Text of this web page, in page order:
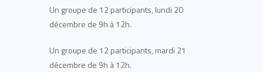
Un groupe de 12 participants, lundi 20
décembre de 9h à 12h.
Un groupe de 12 participants, mardi 21
décembre de 9h à 12h.